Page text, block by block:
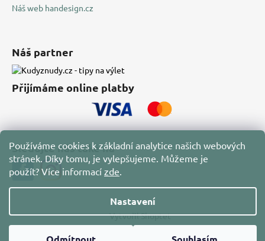
Používáme cookies k základní analytice našich webových
stránek. Díky tomu, je vylepšujeme. Můžeme je
použít? Více informací zde.
Nastavení
Náš web handesign.cz
Náš partner
Přijímáme online platby
Sledujte nás také na
Vytvořil Shoptet
Copyright 2026
. Všechna práva vyhrazena.